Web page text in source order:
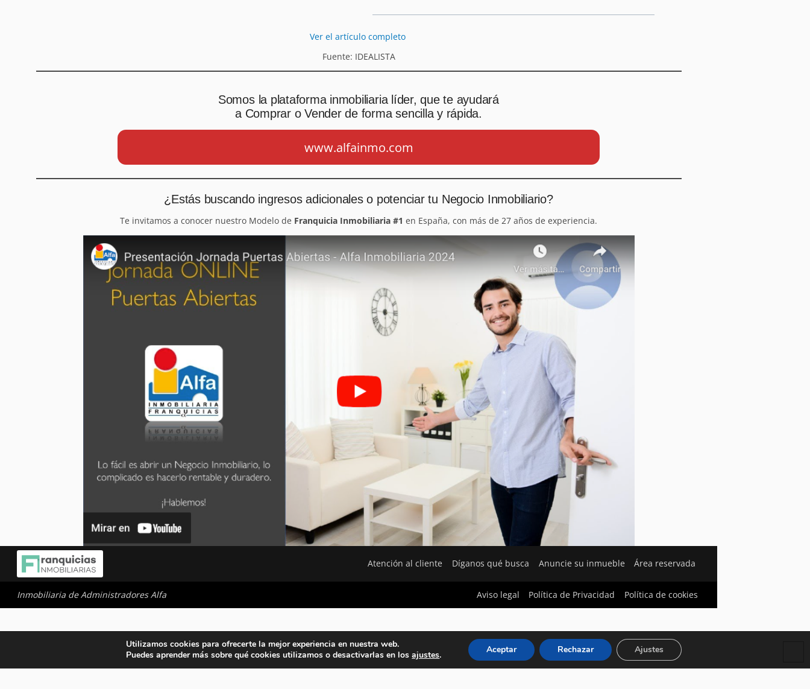
Ver el artículo completo
Fuente: IDEALISTA
Somos la plataforma inmobiliaria líder, que te ayudará
a Comprar o Vender de forma sencilla y rápida.
www.alfainmo.com
¿Estás buscando ingresos adicionales o potenciar tu Negocio Inmobiliario?
Te invitamos a conocer nuestro Modelo de Franquicia Inmobiliaria #1 en España, con más de 27 años de experiencia.
Atención al cliente Díganos qué busca Anuncie su inmueble Área reservada
Inmobiliaria de Administradores Alfa Aviso legal Política de Privacidad Política de cookies
Utilizamos cookies para ofrecerte la mejor experiencia en nuestra web.
Puedes aprender más sobre qué cookies utilizamos o desactivarlas en losajustes. Aceptar Rechazar Ajustes